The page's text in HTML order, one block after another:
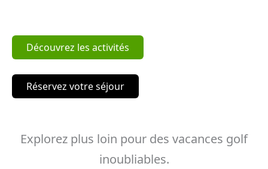
Découvrez les activités
Réservez votre séjour
Explorez plus loin pour des vacances golf
inoubliables.